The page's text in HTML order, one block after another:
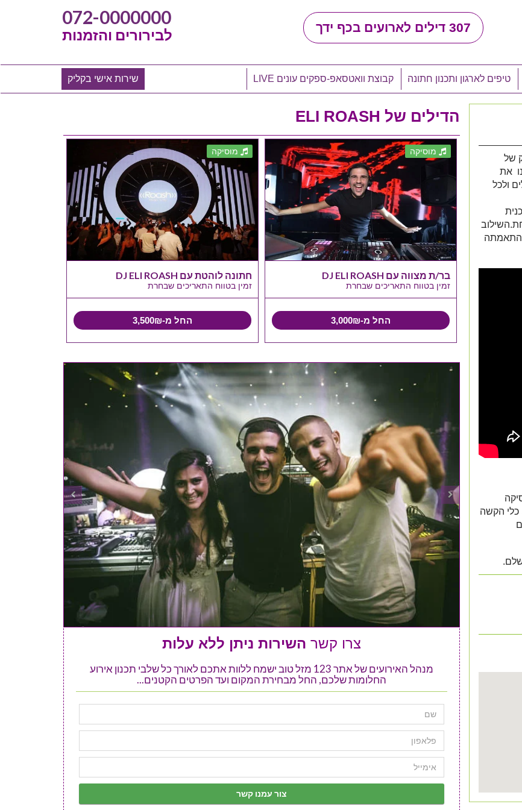
307 דילים לארועים בכף ידך 072-0000000
לבירורים והזמנות
טיפים לארגון ותכנון חתונה קבוצת וואטסאפ-ספקים עונים LIVE שירות אישי בקליק
של
את
ולכל
כלי הקשה
הדילים של ELI ROASH
מוסיקה
בר/ת מצווה עם DJ ELI ROASH
זמין בטווח התאריכים שבחרת
החל מ-3,000₪
מוסיקה
חתונה לוהטת עם DJ ELI ROASH
זמין בטווח התאריכים שבחרת
החל מ-3,500₪
צרו קשר השירות ניתן ללא עלות
מנהל האירועים של אתר 123 מזל טוב ישמח ללוות אתכם לאורך כל שלבי תכנון אירוע
החלומות שלכם, החל מבחירת המקום ועד הפרטים הקטנים...